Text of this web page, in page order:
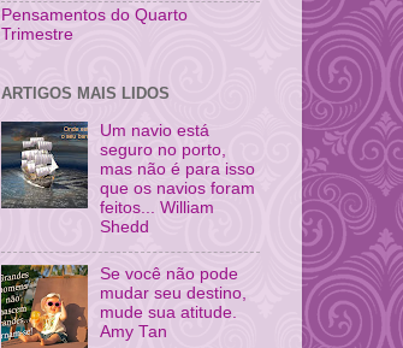
Pensamentos do Quarto
Trimestre
ARTIGOS MAIS LIDOS
Um navio está
seguro no porto,
mas não é para isso
que os navios foram
feitos... William
Shedd
Se você não pode
mudar seu destino,
mude sua atitude.
Amy Tan